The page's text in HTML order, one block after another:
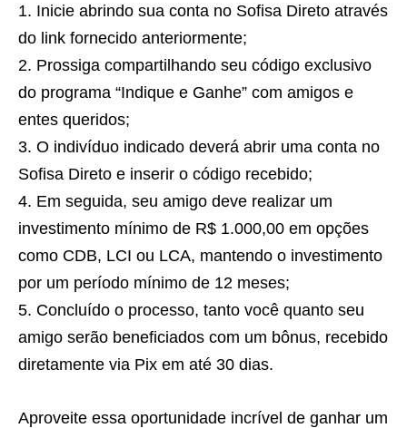
Inicie abrindo sua conta no Sofisa Direto através
do link fornecido anteriormente;
Prossiga compartilhando seu código exclusivo
do programa “Indique e Ganhe” com amigos e
entes queridos;
O indivíduo indicado deverá abrir uma conta no
Sofisa Direto e inserir o código recebido;
Em seguida, seu amigo deve realizar um
investimento mínimo de R$ 1.000,00 em opções
como CDB, LCI ou LCA, mantendo o investimento
por um período mínimo de 12 meses;
Concluído o processo, tanto você quanto seu
amigo serão beneficiados com um bônus, recebido
diretamente via Pix em até 30 dias.
Aproveite essa oportunidade incrível de ganhar um